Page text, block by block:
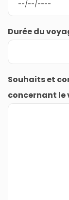
Durée du
Souhaits et
concernant le